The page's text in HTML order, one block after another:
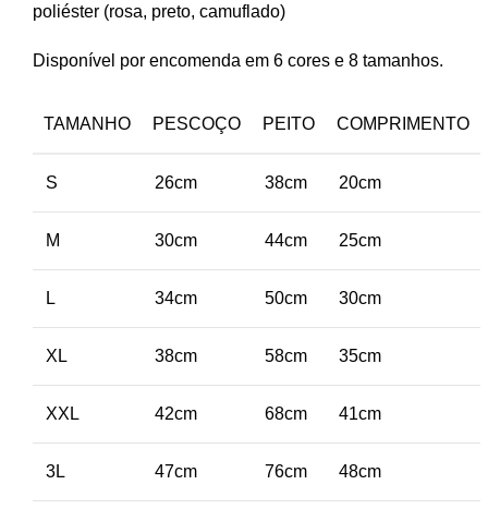
poliéster (rosa, preto, camuflado)
Disponível por encomenda em 6 cores e 8 tamanhos.
TAMANHO PESCOÇO PEITO COMPRIMENTO
S 26cm 38cm 20cm
M 30cm 44cm 25cm
L 34cm 50cm 30cm
XL 38cm 58cm 35cm
XXL 42cm 68cm 41cm
3L 47cm 76cm 48cm